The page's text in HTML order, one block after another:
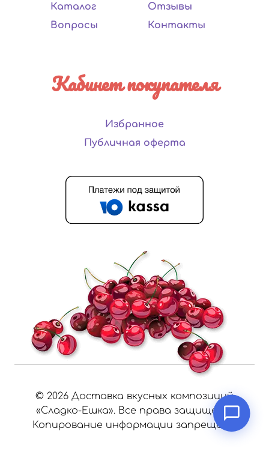
Каталог
Вопросы
Отзывы
Контакты
Кабинет покупателя
Избранное
Публичная оферта
© 2026 Доставка вкусных композиций
«Сладко-Ешка». Все права защищены.
Копирование информации запрещено.